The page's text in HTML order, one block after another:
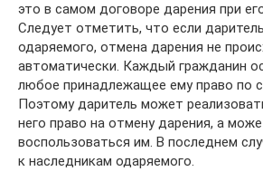
это в самом договоре дарения при
Следует отметить, что если
одаряемого, отмена дарения не
автоматически. Каждый гражданин
любое принадлежащее ему право по
Поэтому даритель может
него право на отмену дарения, а
воспользоваться им. В последнем
к наследникам одаряемого.